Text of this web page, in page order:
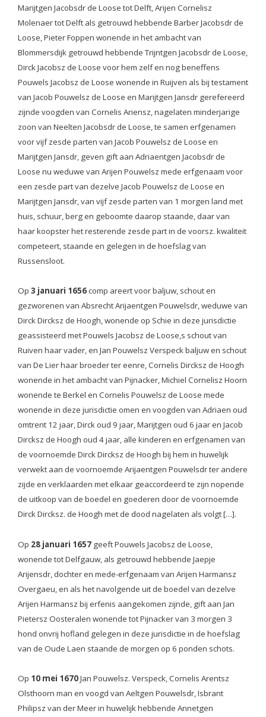
Marijtgen Jacobsdr de Loose tot Delft, Arijen Cornelisz
Molenaer tot Delft als getrouwd hebbende Barber Jacobsdr de
Loose, Pieter Foppen wonende in het ambacht van
Blommersdijk getrouwd hebbende Trijntgen Jacobsdr de Loose,
Dirck Jacobsz de Loose voor hem zelf en nog beneffens
Pouwels Jacobsz de Loose wonende in Ruijven als bij testament
van Jacob Pouwelsz de Loose en Marijtgen Jansdr gerefereerd
zijnde voogden van Cornelis Ariensz, nagelaten minderjarige
zoon van Neelten Jacobsdr de Loose, te samen erfgenamen
voor vijf zesde parten van Jacob Pouwelsz de Loose en
Marijtgen Jansdr, geven gift aan Adriaentgen Jacobsdr de
Loose nu weduwe van Arijen Pouwelsz mede erfgenaam voor
een zesde part van dezelve Jacob Pouwelsz de Loose en
Marijtgen Jansdr, van vijf zesde parten van 1 morgen land met
huis, schuur, berg en geboomte daarop staande, daar van
haar koopster het resterende zesde part in de voorsz. kwaliteit
competeert, staande en gelegen in de hoefslag van
Russensloot.
Op 3 januari 1656comp areert voor baljuw, schout en
gezworenen van Absrecht Arijaentgen Pouwelsdr, weduwe van
Dirck Dircksz de Hoogh, wonende op Schie in deze jurisdictie
geassisteerd met Pouwels Jacobsz de Loose,s schout van
Ruiven haar vader, en Jan Pouwelsz Verspeck baljuw en schout
van De Lier haar broeder ter eenre, Cornelis Dircksz de Hoogh
wonende in het ambacht van Pijnacker, Michiel Cornelisz Hoorn
wonende te Berkel en Cornelis Pouwelsz de Loose mede
wonende in deze jurisdictie omen en voogden van Adriaen oud
omtrent 12 jaar, Dirck oud 9 jaar, Marijtgen oud 6 jaar en Jacob
Dircksz de Hoogh oud 4 jaar, alle kinderen en erfgenamen van
de voornoemde Dirck Dircksz de Hoogh bij hem in huwelijk
verwekt aan de voornoemde Arijaentgen Pouwelsdr ter andere
zijde en verklaarden met elkaar geaccordeerd te zijn nopende
de uitkoop van de boedel en goederen door de voornoemde
Dirck Dircksz. de Hoogh met de dood nagelaten als volgt […].
Op 28 januari 1657 geeft Pouwels Jacobsz de Loose,
wonende tot Delfgauw, als getrouwd hebbende Jaepje
Arijensdr, dochter en mede-erfgenaam van Arijen Harmansz
Overgaeu, en als het navolgende uit de boedel van dezelve
Arijen Harmansz bij erfenis aangekomen zijnde, gift aan Jan
Pietersz Oosteralen wonende tot Pijnacker van 3 morgen 3
hond onvrij hofland gelegen in deze jurisdictie in de hoefslag
van de Oude Laen staande de morgen op 6 ponden schots.
Op 10 mei 1670Jan Pouwelsz. Verspeck, Cornelis Arentsz
Olsthoorn man en voogd van Aeltgen Pouwelsdr, Isbrant
Philipsz van der Meer in huwelijk hebbende Annetgen